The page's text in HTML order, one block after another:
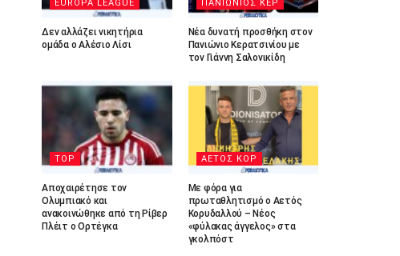
EUROPA LEAGUE
Δεν αλλάζει νικητήρια
ομάδα ο Αλέσιο Λίσι
ΠΑΝΙΩΝΙΟΣ ΚΕΡ
Νέα δυνατή προσθήκη στον
Πανιώνιο Κερατσινίου με
τον Γιάννη Σαλονικίδη
TOP
Αποχαιρέτησε τον
Ολυμπιακό και
ανακοινώθηκε από τη Ρίβερ
Πλέιτ ο Ορτέγκα
ΑΕΤΟΣ ΚΟΡ
Με φόρα για
πρωταθλητισμό ο Αετός
Κορυδαλλού – Νέος
«φύλακας άγγελος» στα
γκολπόστ